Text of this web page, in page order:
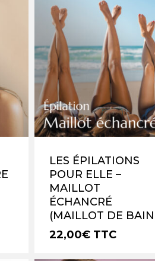
VOTRE PANIER EST
Go To Shop
LES ÉPILATIONS
POUR ELLE –
MAILLOT
ÉCHANCRÉ
(MAILLOT DE
22,00€ TTC